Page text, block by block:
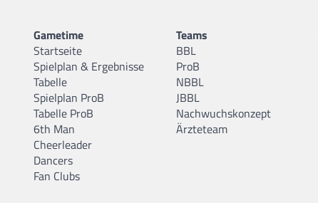
Gametime
Startseite
Spielplan & Ergebnisse
Tabelle
Spielplan ProB
Tabelle ProB
6th Man
Cheerleader
Dancers
Fan Clubs
Teams
BBL
ProB
NBBL
JBBL
Nachwuchskonzept
Ärzteteam